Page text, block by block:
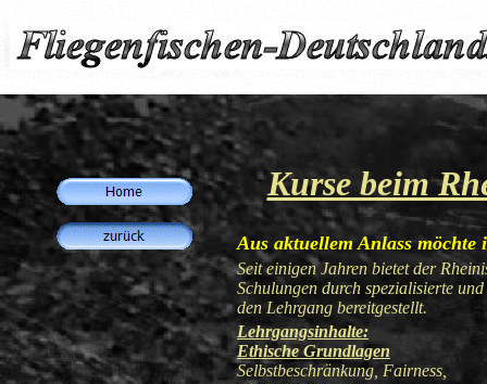
Kurse beim
Aus aktuellem Anlass
Seit einigen Jahren bietet der
Schulungen durch spezialisierte
den Lehrgang bereitgestellt.
Lehrgangsinhalte:
Ethische Grundlagen
Selbstbeschränkung, Fairness,